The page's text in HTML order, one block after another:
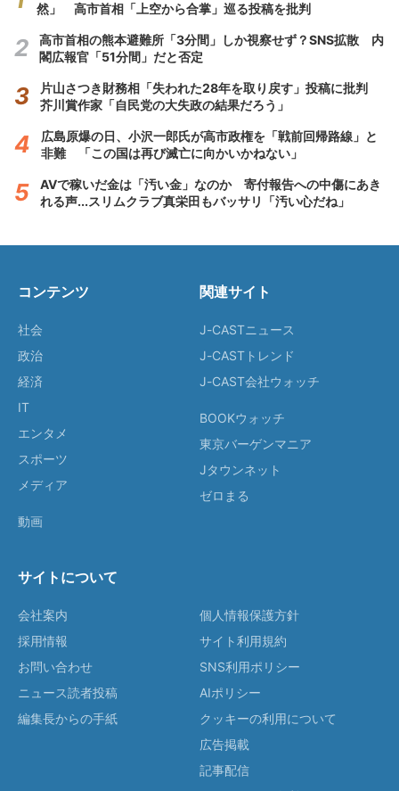
然」 高市首相「上空から合掌」巡る投稿を批判
高市首相の熊本避難所「3分間」しか視察せず？SNS拡散 内
閣広報官「51分間」だと否定
片山さつき財務相「失われた28年を取り戻す」投稿に批判
芥川賞作家「自民党の大失政の結果だろう」
広島原爆の日、小沢一郎氏が高市政権を「戦前回帰路線」と
非難 「この国は再び滅亡に向かいかねない」
AVで稼いだ金は「汚い金」なのか 寄付報告への中傷にあき
れる声...スリムクラブ真栄田もバッサリ「汚い心だね」
コンテンツ
社会
政治
経済
IT
エンタメ
スポーツ
メディア
動画
関連サイト
J-CASTニュース
J-CASTトレンド
J-CAST会社ウォッチ
BOOKウォッチ
東京バーゲンマニア
Jタウンネット
ゼロまる
サイトについて
会社案内
採用情報
お問い合わせ
ニュース読者投稿
編集長からの手紙
個人情報保護方針
サイト利用規約
SNS利用ポリシー
AIポリシー
クッキーの利用について
広告掲載
記事配信